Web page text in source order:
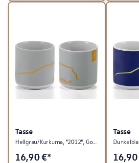
Tasse
Hellgrau/Kurkuma, "2012", Golf Kollektion
16,90€*
Tasse
16,90